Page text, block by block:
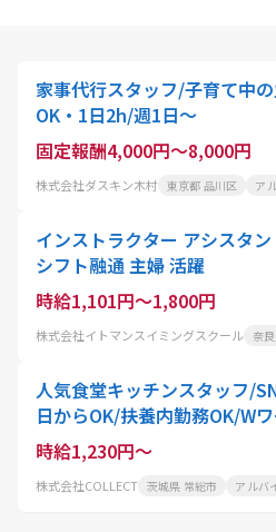
家事代行スタッフ/子育て中
OK・1日2h/週1日〜
固定報酬4,000円～8,000円
株式会社ダスキン木村 東京都 品川区 ア
インストラクター アシスタ
シフト融通 主婦 活躍
時給1,101円～1,800円
株式会社イトマンスイミングスクール 奈
人気食堂キッチンスタッフ/
日からOK/扶養内勤務OK/W
時給1,230円～
株式会社COLLECT 茨城県 常総市 アルバ